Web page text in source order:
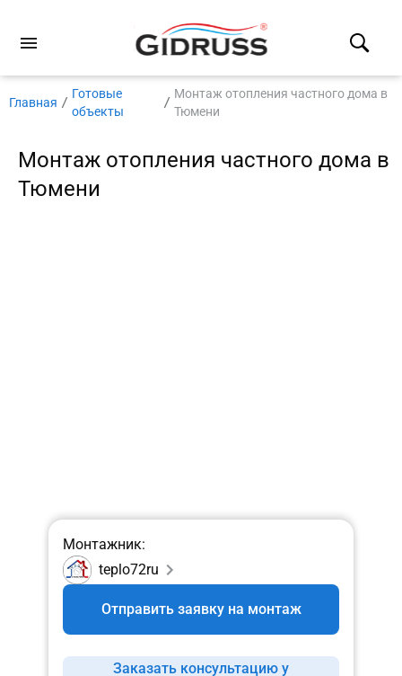
Главная
Готовые
объекты
Монтаж отопления частного дома в
Тюмени
Монтаж отопления частного дома в
Тюмени
Монтажник:
teplo72ru
Отправить заявку на монтаж
Заказать консультацию у